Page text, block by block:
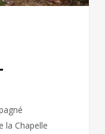
la Chapelle